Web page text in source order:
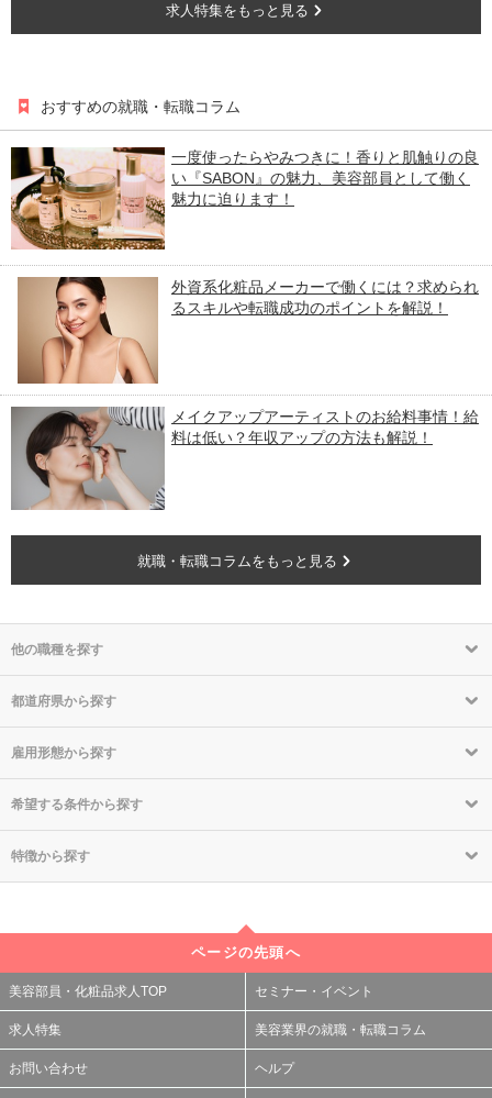
求人特集をもっと見る
おすすめの就職・転職コラム
一度使ったらやみつきに！香りと肌触りの良
い『SABON』の魅力、美容部員として働く
魅力に迫ります！
外資系化粧品メーカーで働くには？求められ
るスキルや転職成功のポイントを解説！
メイクアップアーティストのお給料事情！給
料は低い？年収アップの方法も解説！
就職・転職コラムをもっと見る
他の職種を探す
都道府県から探す
雇用形態から探す
希望する条件から探す
特徴から探す
ページの先頭へ
美容部員・化粧品求人TOP セミナー・イベント
求人特集 美容業界の就職・転職コラム
お問い合わせ ヘルプ